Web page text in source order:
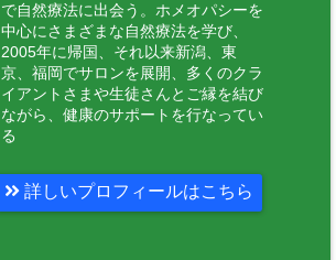
で自然療法に出会う。ホメオパシーを
中心にさまざまな自然療法を学び、
2005年に帰国、それ以来新潟、東
京、福岡でサロンを展開、多くのクラ
イアントさまや生徒さんとご縁を結び
ながら、健康のサポートを行なってい
る
詳しいプロフィールはこちら